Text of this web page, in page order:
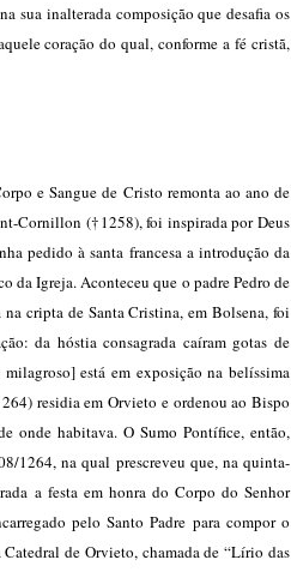
sua inalterada composição que desafia os
coração do qual, conforme a fé cristã,
e Sangue de Cristo remonta ao ano de
Cornillon (†1258), foi inspirada por Deus
pedido à santa francesa a introdução da
da Igreja. Aconteceu que o padre Pedro de
cripta de Santa Cristina, em Bolsena, foi
da hóstia consagrada caíram gotas de
está em exposição na belíssima
residia em Orvieto e ordenou ao Bispo
onde habitava. O Sumo Pontífice, então,
1264, na qual prescreveu que, na quinta-
a festa em honra do Corpo do Senhor
pelo Santo Padre para compor o
de Orvieto, chamada de “Lírio das